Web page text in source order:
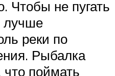
Чтобы не пугать
лучше
реки по
Рыбалка
поймать